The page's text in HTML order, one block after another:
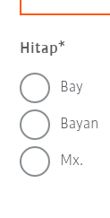
Hitap
Bay
Bayan
Mx.